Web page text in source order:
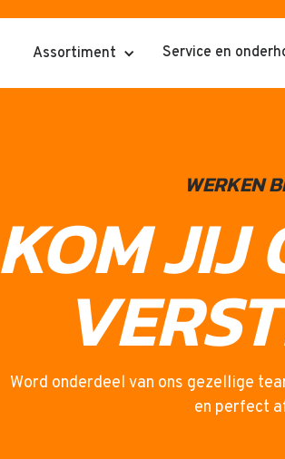
Assortiment Service en
WERKEN
KOM JIJ
Word onderdeel van ons gezellige
en perfect